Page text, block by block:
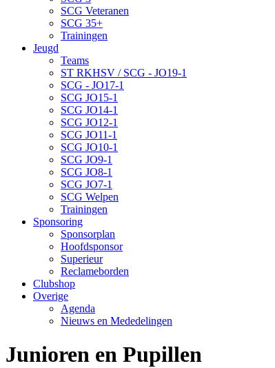
SCG Veteranen
SCG 35+
Trainingen
Jeugd
Teams
ST RKHSV / SCG - JO19-1
SCG - JO17-1
SCG JO15-1
SCG JO14-1
SCG JO12-1
SCG JO11-1
SCG JO10-1
SCG JO9-1
SCG JO8-1
SCG JO7-1
SCG Welpen
Trainingen
Sponsoring
Sponsorplan
Hoofdsponsor
Superieur
Reclameborden
Clubshop
Overige
Agenda
Nieuws en Mededelingen
Junioren en Pupillen